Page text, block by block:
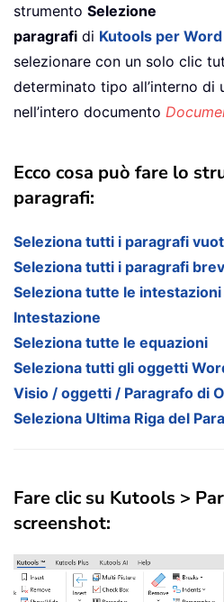
strumento Selezione
paragrafi di Kutools per Word
selezionare con un solo clic
determinato tipo all’interno di
nell’intero documento
Ecco cosa può fare lo
paragrafi:
Seleziona tutti i paragrafi
Seleziona tutti i paragrafi
Seleziona tutte le
Intestazione
Seleziona tutte le equazioni
Seleziona tutti gli oggetti
Visio / oggetti / Paragrafo di
Seleziona Ultima Riga del
Fare clic su Kutools >
screenshot: